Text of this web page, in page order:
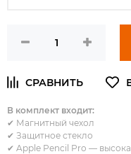
В комплект входит:
✔ Магнитный чехол
✔ Защитное стекло
✔ Apple Pencil Pro —